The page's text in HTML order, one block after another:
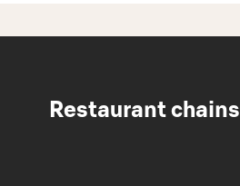
Restaurant chains